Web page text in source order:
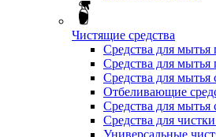
Чистящие средства
Средства для мытья
Средства для мытья
Средства для мытья
Отбеливающие
Средства для мытья
Средства для
Универсальные